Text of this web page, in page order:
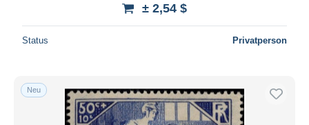
± 2,54 $
Status Privatperson
Neu